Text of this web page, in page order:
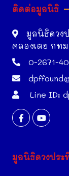
ติดต่อมูลนิธิ
มูลนิธิดวง
คลองเตย กทม
0-2671-
Line ID:
มูลนิธิดวงประ